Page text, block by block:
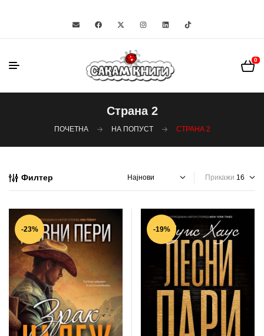
0
Страна 2
ПОЧЕТНА НА ПОПУСТ СТРАНА 2
Филтер Прикажи
-23% -19%